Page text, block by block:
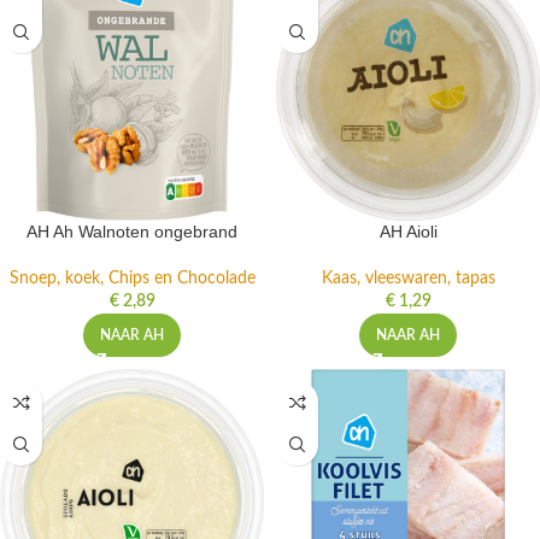
AH Ah Walnoten ongebrand
Snoep, koek, Chips en Chocolade
€2,89
NAAR AH
AH Aioli
Kaas, vleeswaren, tapas
€1,29
NAAR AH